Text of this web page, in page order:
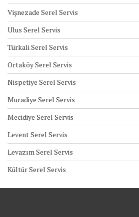
Vişnezade Serel Servis
Ulus Serel Servis
Türkali Serel Servis
Ortaköy Serel Servis
Nispetiye Serel Servis
Muradiye Serel Servis
Mecidiye Serel Servis
Levent Serel Servis
Levazım Serel Servis
Kültür Serel Servis